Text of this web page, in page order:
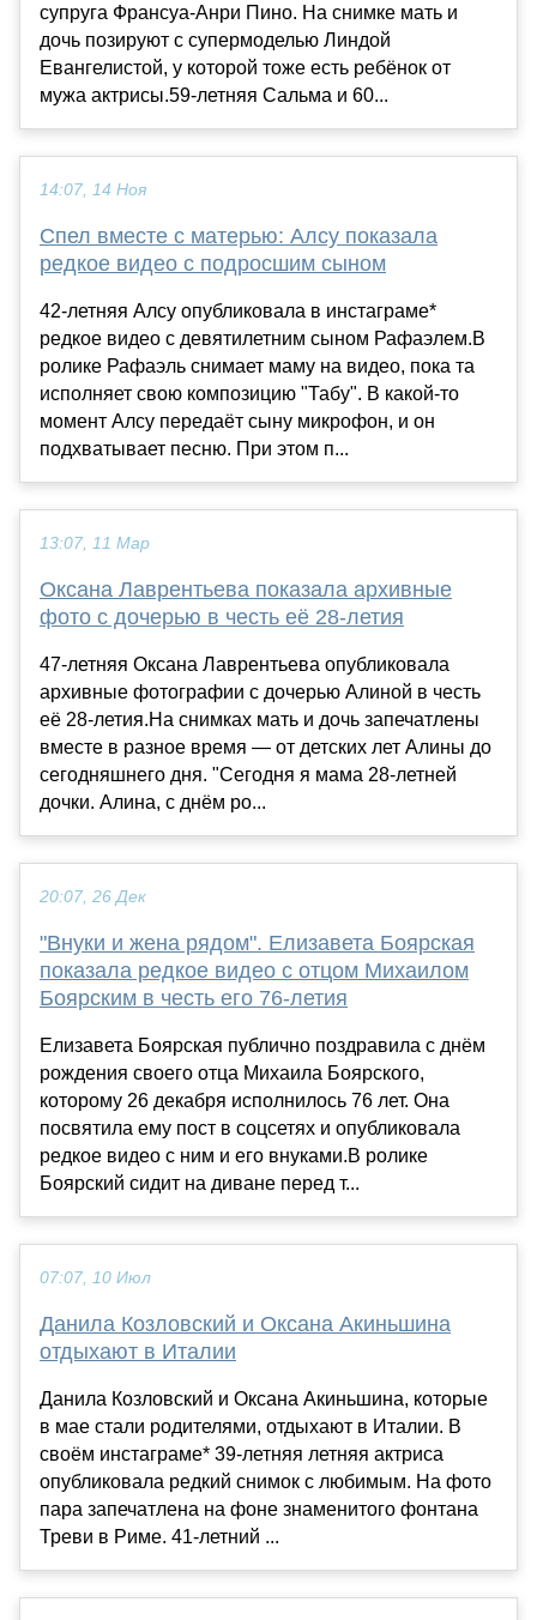
супруга Франсуа-Анри Пино. На снимке мать и
дочь позируют с супермоделью Линдой
Евангелистой, у которой тоже есть ребёнок от
мужа актрисы.59-летняя Сальма и 60...
14:07, 14 Ноя
Спел вместе с матерью: Алсу показала
редкое видео с подросшим сыном
42-летняя Алсу опубликовала в инстаграме*
редкое видео с девятилетним сыном Рафаэлем.В
ролике Рафаэль снимает маму на видео, пока та
исполняет свою композицию "Табу". В какой-то
момент Алсу передаёт сыну микрофон, и он
подхватывает песню. При этом п...
13:07, 11 Мар
Оксана Лаврентьева показала архивные
фото с дочерью в честь её 28-летия
47-летняя Оксана Лаврентьева опубликовала
архивные фотографии с дочерью Алиной в честь
её 28-летия.На снимках мать и дочь запечатлены
вместе в разное время — от детских лет Алины до
сегодняшнего дня. "Сегодня я мама 28-летней
дочки. Алина, с днём ро...
20:07, 26 Дек
"Внуки и жена рядом". Елизавета Боярская
показала редкое видео с отцом Михаилом
Боярским в честь его 76-летия
Елизавета Боярская публично поздравила с днём
рождения своего отца Михаила Боярского,
которому 26 декабря исполнилось 76 лет. Она
посвятила ему пост в соцсетях и опубликовала
редкое видео с ним и его внуками.В ролике
Боярский сидит на диване перед т...
07:07, 10 Июл
Данила Козловский и Оксана Акиньшина
отдыхают в Италии
Данила Козловский и Оксана Акиньшина, которые
в мае стали родителями, отдыхают в Италии. В
своём инстаграме* 39-летняя летняя актриса
опубликовала редкий снимок с любимым. На фото
пара запечатлена на фоне знаменитого фонтана
Треви в Риме. 41-летний ...